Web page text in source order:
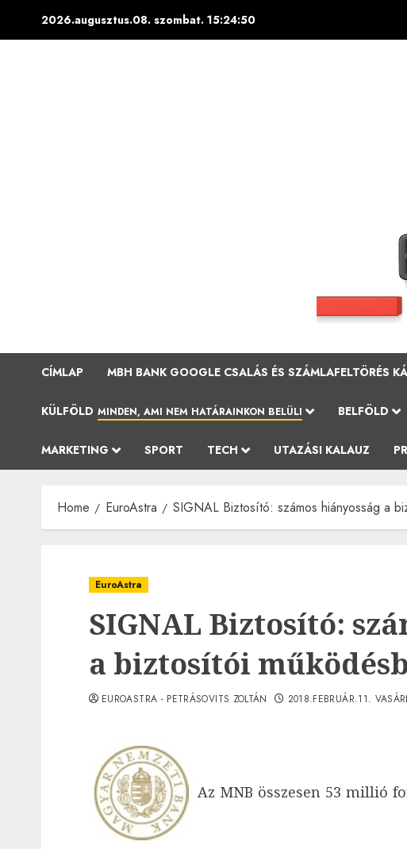
2026.augusztus.08. szombat. 15:24:50
CÍMLAP MBH BANK GOOGLE CSALÁS ÉS SZÁMLAFELTÖRÉS
KÜLFÖLD MINDEN, AMI NEM HATÁRAINKON BELÜLI BELFÖLD
MARKETING SPORT TECH UTAZÁSI KALAUZ
Home EuroAstra SIGNAL Biztosító: számos hiányosság a
EuroAstra
SIGNAL Biztosító:
a biztosítói
EUROASTRA - PETRÁSOVITS ZOLTÁN 2018.FEBRUÁR.11.
Az MNB összesen 53 millió